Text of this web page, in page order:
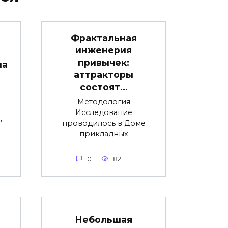
Фрактальная
инженерия
привычек:
аттракторы
состоят…
Методология
Исследование
проводилось в Доме
прикладных
0 82
Небольшая